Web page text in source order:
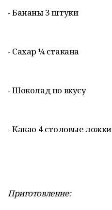
- Бананы 3 штуки
- Сахар ¼ стакана
- Шоколад по вкусу
- Какао 4 столовые ложки
Приготовление: